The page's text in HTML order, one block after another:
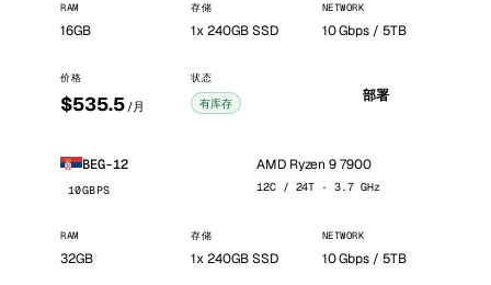
RAM
16GB
存储
1x 240GB SSD
NETWORK
10 Gbps / 5TB
价格
$535.5 /月
状态
有库存 部署
BEG-12
10GBPS
AMD Ryzen 9 7900
12C / 24T · 3.7 GHz
RAM
32GB
存储
1x 240GB SSD
NETWORK
10 Gbps / 5TB